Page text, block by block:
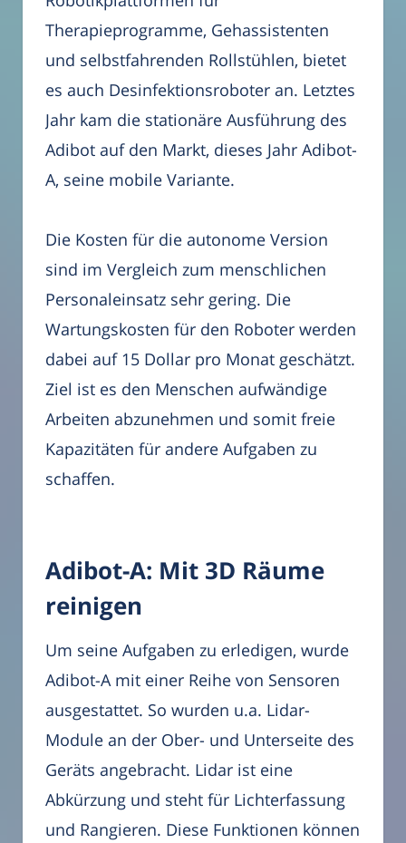
Therapieprogramme, Gehassistenten
und selbstfahrenden Rollstühlen, bietet
es auch Desinfektionsroboter an. Letztes
Jahr kam die stationäre Ausführung des
Adibot auf den Markt, dieses Jahr Adibot-
A, seine mobile Variante.
Die Kosten für die autonome Version
sind im Vergleich zum menschlichen
Personaleinsatz sehr gering. Die
Wartungskosten für den Roboter werden
dabei auf 15 Dollar pro Monat geschätzt.
Ziel ist es den Menschen aufwändige
Arbeiten abzunehmen und somit freie
Kapazitäten für andere Aufgaben zu
schaffen.
Adibot-A: Mit 3D Räume
reinigen
Um seine Aufgaben zu erledigen, wurde
Adibot-A mit einer Reihe von Sensoren
ausgestattet. So wurden u.a. Lidar-
Module an der Ober- und Unterseite des
Geräts angebracht. Lidar ist eine
Abkürzung und steht für Lichterfassung
und Rangieren. Diese Funktionen können